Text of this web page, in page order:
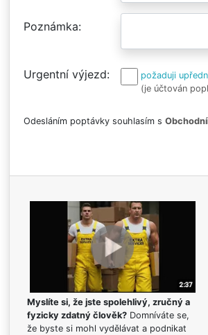
Poznámka
Urgentní výjezd
požaduji
(je účtován
Odesláním poptávky souhlasím s
Myslíte si, že jste spolehlivý, zručný a
fyzicky zdatný člověk?Domníváte se,
že byste si mohl vydělávat a podnikat